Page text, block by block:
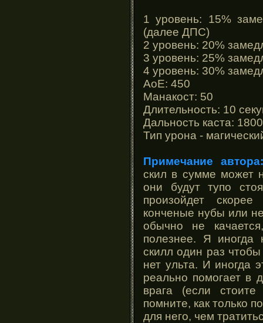
1 уровень: 15%
(далее ДПС)
2 уровень: 20%
3 уровень: 25%
4 уровень: 30%
АоЕ: 450
Манакост: 50
Длительность: 10
Дальность каста: 1800
Тип урона -
Примечание автора:
скил в сумме может
они будут тупо
произойдет
конченые нубы или
обычно не
полезнее. Я иногда
скилл один раз чтобы
нет ульта. И иногда
реально помогает в
врага (если
помните, как только
для него, чем